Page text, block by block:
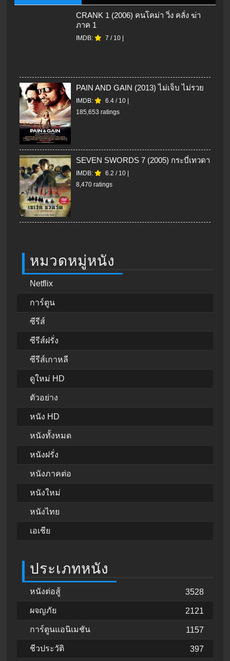
CRANK 1 (2006) คนโคม่า วิ่ง คลั่ง ฆ่า
ภาค 1
IMDB: 7 / 10
PAIN AND GAIN (2013) ไม่เจ็บ ไม่รวย
IMDB: 6.4 / 10
185,653 ratings
SEVEN SWORDS 7 (2005) กระบี่เทวดา
IMDB: 6.2 / 10
8,470 ratings
หมวดหมู่หนัง
Netflix
การ์ตูน
ซีรีส์
ซีรีส์ฝรั่ง
ซีรีส์เกาหลี
ดูใหม่ HD
ตัวอย่าง
หนัง HD
หนังทั้งหมด
หนังฝรั่ง
หนังภาคต่อ
หนังใหม่
หนังไทย
เอเชีย
ประเภทหนัง
หนังต่อสู้ 3528
ผจญภัย 2121
การ์ตูนแอนิเมชัน 1157
ชีวประวัติ 397